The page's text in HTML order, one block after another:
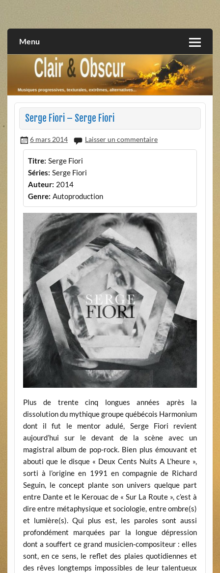
extrêmes, alternatives, texturales
Menu
Serge Fiori – Serge Fiori
6 mars 2014 Laisser un commentaire
Titre: Serge Fiori
Séries: Serge Fiori
Auteur: 2014
Genre: Autoproduction
Plus de trente cinq longues années après la
dissolution du mythique groupe québécois Harmonium
dont il fut le mentor adulé, Serge Fiori revient
aujourd’hui sur le devant de la scène avec un
magistral album de pop-rock. Bien plus émouvant et
abouti que le disque « Deux Cents Nuits A L’heure »,
sorti à l’origine en 1991 en compagnie de Richard
Seguin, le concept plante son univers quelque part
entre Dante et le Kerouac de « Sur La Route », c’est à
dire entre métaphysique et sociologie, entre ombre(s)
et lumière(s). Qui plus est, les paroles sont aussi
profondément marquées par la longue dépression
dont a souffert ce grand musicien-compositeur : elles
sont, en ce sens, le reflet des plaies quotidiennes et
des rêves longtemps impossibles de leur talentueux